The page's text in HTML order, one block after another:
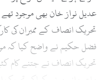
عدیل نواز خان بھی موجود
تحریک انصاف کے ممبران کی
فضل حکیم نے واضح کیا کہ
تحریک انصاف نے جتنے کام